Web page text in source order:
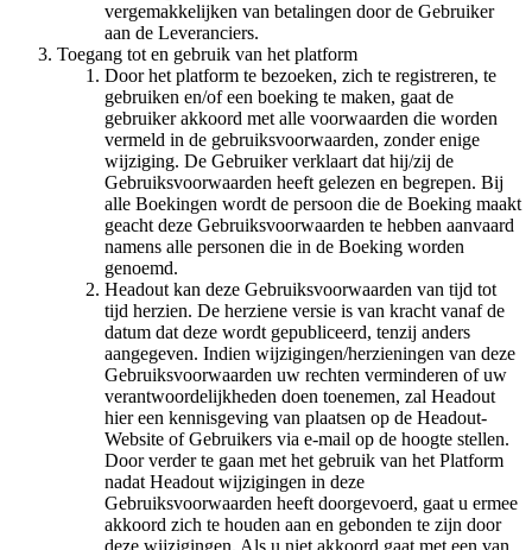
vergemakkelijken van betalingen door de Gebruiker
aan de Leveranciers.
Toegang tot en gebruik van het platform
Door het platform te bezoeken, zich te registreren, te
gebruiken en/of een boeking te maken, gaat de
gebruiker akkoord met alle voorwaarden die worden
vermeld in de gebruiksvoorwaarden, zonder enige
wijziging. De Gebruiker verklaart dat hij/zij de
Gebruiksvoorwaarden heeft gelezen en begrepen. Bij
alle Boekingen wordt de persoon die de Boeking maakt
geacht deze Gebruiksvoorwaarden te hebben aanvaard
namens alle personen die in de Boeking worden
genoemd.
Headout kan deze Gebruiksvoorwaarden van tijd tot
tijd herzien. De herziene versie is van kracht vanaf de
datum dat deze wordt gepubliceerd, tenzij anders
aangegeven. Indien wijzigingen/herzieningen van deze
Gebruiksvoorwaarden uw rechten verminderen of uw
verantwoordelijkheden doen toenemen, zal Headout
hier een kennisgeving van plaatsen op de Headout-
Website of Gebruikers via e-mail op de hoogte stellen.
Door verder te gaan met het gebruik van het Platform
nadat Headout wijzigingen in deze
Gebruiksvoorwaarden heeft doorgevoerd, gaat u ermee
akkoord zich te houden aan en gebonden te zijn door
deze wijzigingen. Als u niet akkoord gaat met een van